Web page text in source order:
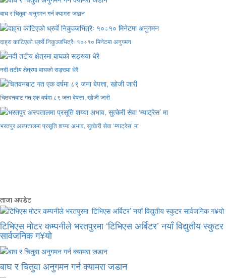
बाघ र चितुवा अनुगमन गर्न क्यामरा जडान
दाह्रा काटिएको ध्रुर्वे निकुञ्जभित्रैः १०÷१० मिनेटमा अनुगमन
नदी तटीय क्षेत्रमा बाघको सङ्ख्या धेरै
चितवनबाट गत एक वर्षमा ८९ जना बेपत्ता, खोजी जारी
भरतपुर अस्पतालमा प्रसूति शय्या अभाव, सुत्केरी सेवा ‘म्याट्रेस’ मा
ताजा अपडेट
टिभिएस मोटर कम्पनीले भरतपुरमा ‘टिभिएस अर्बिटर’ नयाँ विद्युतीय स्कुटर
सार्वजनिक ग¥यो
बाघ र चितुवा अनुगमन गर्न क्यामरा जडान